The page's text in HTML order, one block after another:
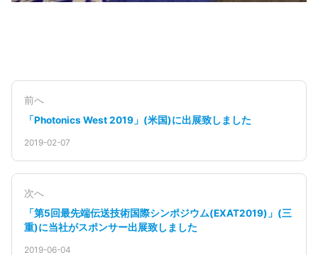
前へ
「Photonics West 2019」(米国)に出展致しました
2019-02-07
次へ
「第5回最先端伝送技術国際シンポジウム(EXAT2019)」(三
重)に当社がスポンサー出展致しました
2019-06-04